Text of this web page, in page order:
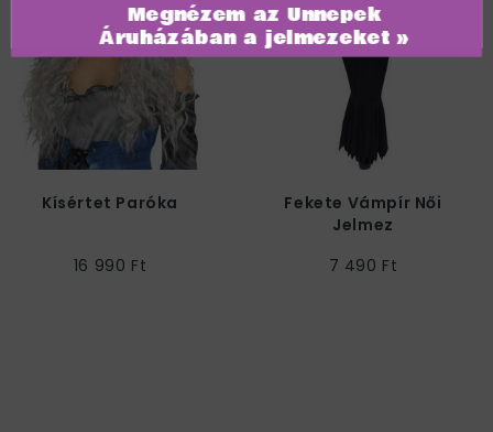
Kísértet Paróka
16 990 Ft
Fekete Vámpír Női
Jelmez
7 490 Ft
Megnézem az Ünnepek
Áruházában a jelmezeket »